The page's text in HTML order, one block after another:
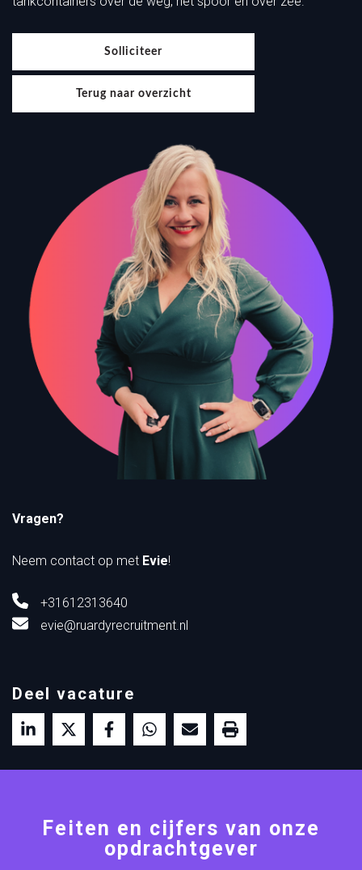
Solliciteer
Terug naar overzicht
Vragen?
Neem contact op met Evie!
+31612313640
evie@ruardyrecruitment.nl
Deel vacature
Feiten en cijfers van onze
opdrachtgever